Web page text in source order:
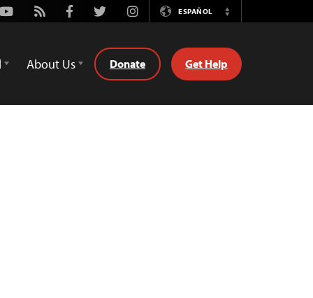
Youtube
Rss FacebookTwitterInstagramESPAÑOL
Switch
About Us Donate Get Help